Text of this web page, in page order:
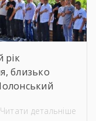
рік
близько
Читати детальніше